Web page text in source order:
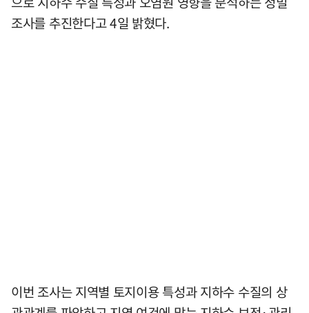
조사를 추진한다고 4일 밝혔다.
이번 조사는 지역별 토지이용 특성과 지하수 수질의 상